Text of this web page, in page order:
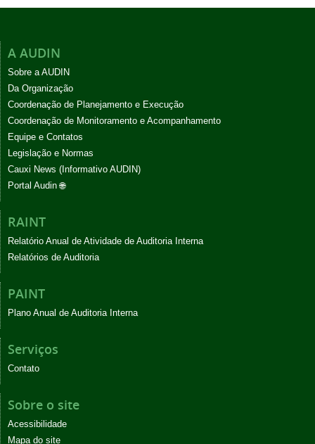
A AUDIN
Sobre a AUDIN
Da Organização
Coordenação de Planejamento e Execução
Coordenação de Monitoramento e Acompanhamento
Equipe e Contatos
Legislação e Normas
Cauxi News (Informativo AUDIN)
Portal Audin 🌐
RAINT
Relatório Anual de Atividade de Auditoria Interna
Relatórios de Auditoria
PAINT
Plano Anual de Auditoria Interna
Serviços
Contato
Sobre o site
Acessibilidade
Mapa do site